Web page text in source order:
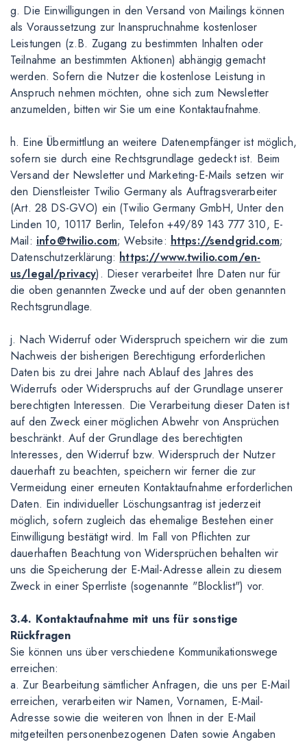
g. Die Einwilligungen in den Versand von Mailings können
als Voraussetzung zur Inanspruchnahme kostenloser
Leistungen (z.B. Zugang zu bestimmten Inhalten oder
Teilnahme an bestimmten Aktionen) abhängig gemacht
werden. Sofern die Nutzer die kostenlose Leistung in
Anspruch nehmen möchten, ohne sich zum Newsletter
anzumelden, bitten wir Sie um eine Kontaktaufnahme.
h. Eine Übermittlung an weitere Datenempfänger ist möglich,
sofern sie durch eine Rechtsgrundlage gedeckt ist. Beim
Versand der Newsletter und Marketing-E-Mails setzen wir
den Dienstleister Twilio Germany als Auftragsverarbeiter
(Art. 28 DS-GVO) ein (Twilio Germany GmbH, Unter den
Linden 10, 10117 Berlin, Telefon +49/89 143 777 310, E-
Mail: info@twilio.com; Website: https://sendgrid.com;
Datenschutzerklärung: https://www.twilio.com/en-
us/legal/privacy). Dieser verarbeitet Ihre Daten nur für
die oben genannten Zwecke und auf der oben genannten
Rechtsgrundlage.
j. Nach Widerruf oder Widerspruch speichern wir die zum
Nachweis der bisherigen Berechtigung erforderlichen
Daten bis zu drei Jahre nach Ablauf des Jahres des
Widerrufs oder Widerspruchs auf der Grundlage unserer
berechtigten Interessen. Die Verarbeitung dieser Daten ist
auf den Zweck einer möglichen Abwehr von Ansprüchen
beschränkt. Auf der Grundlage des berechtigten
Interesses, den Widerruf bzw. Widerspruch der Nutzer
dauerhaft zu beachten, speichern wir ferner die zur
Vermeidung einer erneuten Kontaktaufnahme erforderlichen
Daten. Ein individueller Löschungsantrag ist jederzeit
möglich, sofern zugleich das ehemalige Bestehen einer
Einwilligung bestätigt wird. Im Fall von Pflichten zur
dauerhaften Beachtung von Widersprüchen behalten wir
uns die Speicherung der E-Mail-Adresse allein zu diesem
Zweck in einer Sperrliste (sogenannte "Blocklist") vor.
3.4. Kontaktaufnahme mit uns für sonstige
Rückfragen
Sie können uns über verschiedene Kommunikationswege
erreichen:
a. Zur Bearbeitung sämtlicher Anfragen, die uns per E-Mail
erreichen, verarbeiten wir Namen, Vornamen, E-Mail-
Adresse sowie die weiteren von Ihnen in der E-Mail
mitgeteilten personenbezogenen Daten sowie Angaben